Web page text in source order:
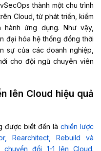
thành một chu trình
Cloud, từ phát triển, kiểm
ứng dụng. Như vậy,
đại hóa hệ thống đồng thời
sự của các doanh nghiệp,
cho đội ngũ chuyên viên
lên Cloud hiệu quả
được biết đến là chiến lược
Rearchitect, Rebuild và
chuyển đổi 1-1 lên Cloud.